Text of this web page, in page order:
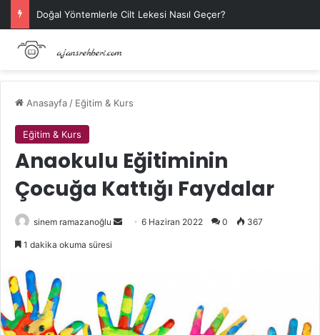
Doğal Yöntemlerle Cilt Lekesi Nasıl Geçer?
Anasayfa / Eğitim & Kurs
Eğitim & Kurs
Anaokulu Eğitiminin
Çocuğa Kattığı Faydalar
sinem ramazanoğlu
Bir
6 Haziran 2022 0 367
1 dakika okuma süresi